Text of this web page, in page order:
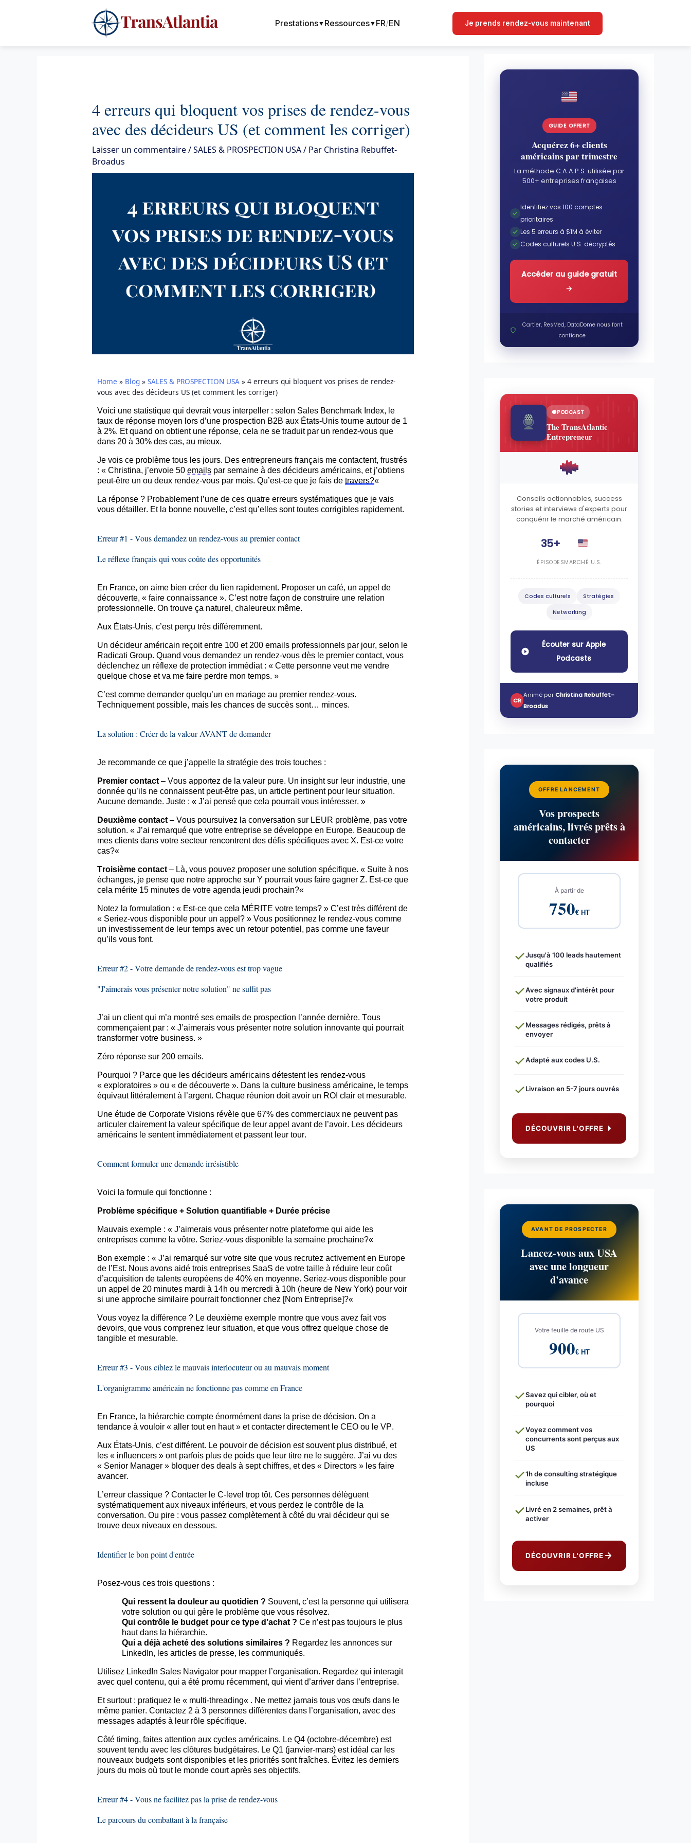
Prestations▼ Ressources▼ FR/EN Je prends rendez-vous maintenant
4 erreurs qui bloquent vos prises de rendez-vous
avec des décideurs US (et comment les corriger)
Laisser un commentaire/SALES & PROSPECTION USA/ Par Christina Rebuffet-
Broadus
Home » Blog» SALES & PROSPECTION USA» 4 erreurs qui bloquent vos prises de rendez-
vous avec des décideurs US (et comment les corriger)
Voici une statistique qui devrait vous interpeller : selon Sales Benchmark Index, le
taux de réponse moyen lors d’une prospection B2B aux États-Unis tourne autour de 1
à 2%. Et quand on obtient une réponse, cela ne se traduit par un rendez-vous que
dans 20 à 30% des cas, au mieux.
Je vois ce problème tous les jours. Des entrepreneurs français me contactent, frustrés
: « Christina, j’envoie 50 emailspar semaine à des décideurs américains, et j’obtiens
peut-être un ou deux rendez-vous par mois. Qu’est-ce que je fais de travers?«
La réponse ? Probablement l’une de ces quatre erreurs systématiques que je vais
vous détailler. Et la bonne nouvelle, c’est qu’elles sont toutes corrigibles rapidement.
Erreur #1 - Vous demandez un rendez-vous au premier contact
Le réflexe français qui vous coûte des opportunités
En France, on aime bien créer du lien rapidement. Proposer un café, un appel de
découverte, « faire connaissance ». C’est notre façon de construire une relation
professionnelle. On trouve ça naturel, chaleureux même.
Aux États-Unis, c’est perçu très différemment.
Un décideur américain reçoit entre 100 et 200 emailsprofessionnels par jour, selon le
Radicati Group. Quand vous demandez un rendez-vous dès le premier contact, vous
déclenchez un réflexe de protection immédiat : « Cette personne veut me vendre
quelque chose et va me faire perdre mon temps. »
C’est comme demander quelqu’un en mariage au premier rendez-vous.
Techniquement possible, mais les chances de succès sont… minces.
La solution : Créer de la valeur AVANT de demander
Je recommande ce que j’appelle la stratégie des trois touches :
Premier contact– Vous apportez de la valeur pure. Un insight sur leur industrie, une
donnée qu’ils ne connaissent peut-être pas, un article pertinent pour leur situation.
Aucune demande. Juste : « J’ai pensé que cela pourrait vous intéresser. »
Deuxième contact– Vous poursuivez la conversation sur LEUR problème, pas votre
solution. « J’ai remarqué que votre entreprise se développe en Europe. Beaucoup de
mes clients dans votre secteur rencontrent des défis spécifiques avec X. Est-ce votre
cas?«
Troisième contact– Là, vous pouvez proposer une solution spécifique. « Suite à nos
échanges, je pense que notre approche sur Y pourrait vous faire gagner Z. Est-ce que
cela mérite 15 minutes de votre agenda jeudi prochain?«
Notez la formulation : « Est-ce que cela MÉRITE votre temps?» C’est très différent de
« Seriez-vous disponible pour un appel?» Vous positionnez le rendez-vous comme
un investissement de leur temps avec un retour potentiel, pas comme une faveur
qu’ils vous font.
Erreur #2 - Votre demande de rendez-vous est trop vague
"J'aimerais vous présenter notre solution" ne suffit pas
J’ai un client qui m’a montré ses emailsde prospection l’année dernière. Tous
commençaient par : « J’aimerais vous présenter notre solution innovante qui pourrait
transformer votre business. »
Zéro réponse sur 200 emails.
Pourquoi ? Parce que les décideurs américains détestent les rendez-vous
« exploratoires » ou « de découverte ». Dans la culture business américaine, le temps
équivaut littéralement à l’argent. Chaque réunion doit avoir un ROI clair et mesurable.
Une étude de CorporateVisions révèle que 67% des commerciaux ne peuvent pas
articuler clairement la valeur spécifique de leur appel avant de l’avoir. Les décideurs
américains le sentent immédiatement et passent leur tour.
Comment formuler une demande irrésistible
Voici la formule qui fonctionne :
Problème spécifique + Solution quantifiable + Durée précise
Mauvais exemple : « J’aimerais vous présenter notre plateforme qui aide les
entreprises comme la vôtre. Seriez-vous disponible la semaine prochaine?«
Bon exemple : « J’ai remarqué sur votre site que vous recrutez activement en Europe
de l’Est. Nous avons aidé trois entreprises SaaS de votre taille à réduire leur coût
d’acquisition de talents européens de 40% en moyenne. Seriez-vous disponible pour
un appel de 20 minutes mardi à 14h ou mercredi à 10h (heure de New York) pour voir
si une approche similaire pourrait fonctionner chez [Nom Entreprise]?«
Vous voyez la différence ? Le deuxième exemple montre que vous avez fait vos
devoirs, que vous comprenez leur situation, et que vous offrez quelque chose de
tangible et mesurable.
Erreur #3 - Vous ciblez le mauvais interlocuteur ou au mauvais moment
L'organigramme américain ne fonctionne pas comme en France
En France, la hiérarchie compte énormément dans la prise de décision. On a
tendance à vouloir « aller tout en haut » et contacter directement le CEO ou le VP.
Aux États-Unis, c’est différent. Le pouvoir de décision est souvent plus distribué, et
les « influencers» ont parfois plus de poids que leur titre ne le suggère. J’ai vu des
« Senior Manager » bloquer des deals à sept chiffres, et des « Directors» les faire
avancer.
L’erreur classique ? Contacter le C-level trop tôt. Ces personnes délèguent
systématiquement aux niveaux inférieurs, et vous perdez le contrôle de la
conversation. Ou pire : vous passez complètement à côté du vrai décideur qui se
trouve deux niveaux en dessous.
Identifier le bon point d'entrée
Posez-vousces trois questions :
Qui ressent la douleur au quotidien ? Souvent, c’est la personne qui utilisera
votre solution ou qui gère le problème que vous résolvez.
Qui contrôle le budget pour ce type d’achat ? Ce n’est pas toujours le plus
haut dans la hiérarchie.
Qui a déjà acheté des solutions similaires ? Regardez les annonces sur
LinkedIn, les articles de presse, les communiqués.
Utilisez LinkedIn Sales Navigator pour mapper l’organisation. Regardez qui interagit
avec quel contenu, qui a été promu récemment, qui vient d’arriver dans l’entreprise.
Et surtout : pratiquez le « multi-threading« . Ne mettez jamais tous vos œufs dans le
même panier. Contactez 2 à 3 personnes différentes dans l’organisation, avec des
messages adaptés à leur rôle spécifique.
Côté timing, faites attention aux cycles américains. Le Q4 (octobre-décembre) est
souvent tendu avec les clôtures budgétaires. Le Q1 (janvier-mars) est idéal car les
nouveaux budgets sont disponibles et les priorités sont fraîches. Évitez les derniers
jours du mois où tout le monde court après ses objectifs.
Erreur #4 - Vous ne facilitez pas la prise de rendez-vous
Le parcours du combattant à la française
GUIDE OFFERT
Acquérez 6+ clients
américains par trimestre
La méthode C.A.A.P.S. utilisée par
500+ entreprises françaises
Identifiez vos 100 comptes
prioritaires
Les 5 erreurs à $1M à éviter
Codes culturels U.S. décryptés
Accéder au guide gratuit
→
Cartier, ResMed, DataDome nous font
confiance
PODCAST
The TransAtlantic
Entrepreneur
Conseils actionnables, success
stories et interviews d'experts pour
conquérir le marché américain.
35+
ÉPISODESMARCHÉ U.S.
Codes culturels Stratégies
Networking
Écouter sur Apple
Podcasts
CR
Animé parChristina Rebuffet-
Broadus
OFFRE LANCEMENT
Vos prospects
américains, livrés prêts à
contacter
À partir de
750€ HT
Jusqu'à 100 leads hautement
qualifiés
Avec signaux d'intérêt pour
votre produit
Messages rédigés, prêts à
envoyer
Adapté aux codes U.S.
Livraison en 5-7 jours ouvrés
DÉCOUVRIR L'OFFRE
AVANT DE PROSPECTER
Lancez-vous aux USA
avec une longueur
d'avance
Votre feuille de route US
900€ HT
Savez qui cibler, où et
pourquoi
Voyez comment vos
concurrents sont perçus aux
US
1h de consulting stratégique
incluse
Livré en 2 semaines, prêt à
activer
DÉCOUVRIR L'OFFRE